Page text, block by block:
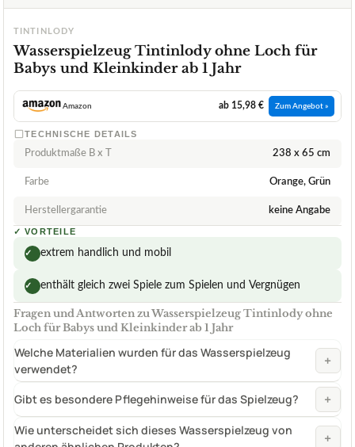
TINTINLODY
Wasserspielzeug Tintinlody ohne Loch für
Babys und Kleinkinder ab 1 Jahr
Amazon ab 15,98 € Zum Angebot »
TECHNISCHE DETAILS
Produktmaße B x T 238 x 65 cm
Farbe Orange, Grün
Herstellergarantie keine Angabe
✓ VORTEILE
✓ extrem handlich und mobil
✓ enthält gleich zwei Spiele zum Spielen und Vergnügen
Fragen und Antworten zu Wasserspielzeug Tintinlody ohne
Loch für Babys und Kleinkinder ab 1 Jahr
Welche Materialien wurden für das Wasserspielzeug
verwendet?
+
Gibt es besondere Pflegehinweise für das Spielzeug? +
Wie unterscheidet sich dieses Wasserspielzeug von
+